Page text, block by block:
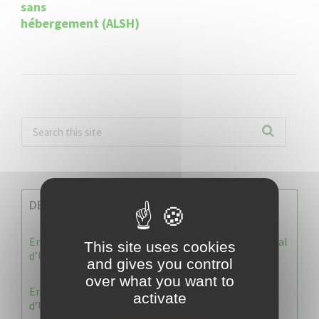
sans
hébergement (ALSH)
DERNIERES INFOS
Enquête publique : Dossier Modification du Plan Local
d’Urbanisme du Vauclin
Enquête publique : 1 ère modification du Plan Local
d’Urbanisme (PLU) de la commune du Vauclin.
This site uses cookies
and gives you control
over what you want to
activate